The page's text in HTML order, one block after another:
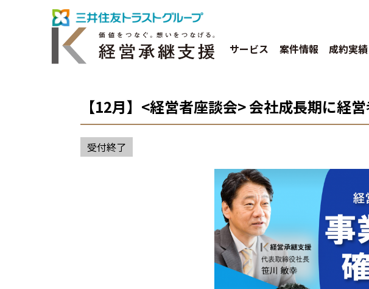
サービス 案件情報 成約実績
【12月】<経営者座談会> 会社成長期に経
受付終了